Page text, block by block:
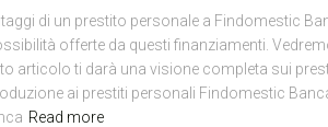
di un prestito personale a Findomestic
offerte da questi finanziamenti.
articolo ti darà una visione completa sui
ai prestiti personali Findomestic
Read more